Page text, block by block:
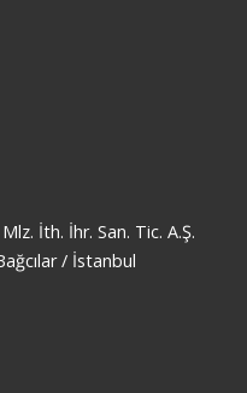
İth. İhr. San. Tic. A.Ş.
/ İstanbul